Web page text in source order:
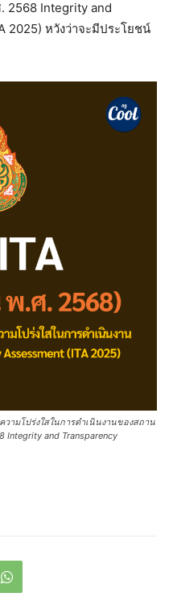
2568 Integrity and
2025) หวังว่าจะมีประโยชน์
ามโปร่งใสในการดำเนินงานของสถาน
and Transparency